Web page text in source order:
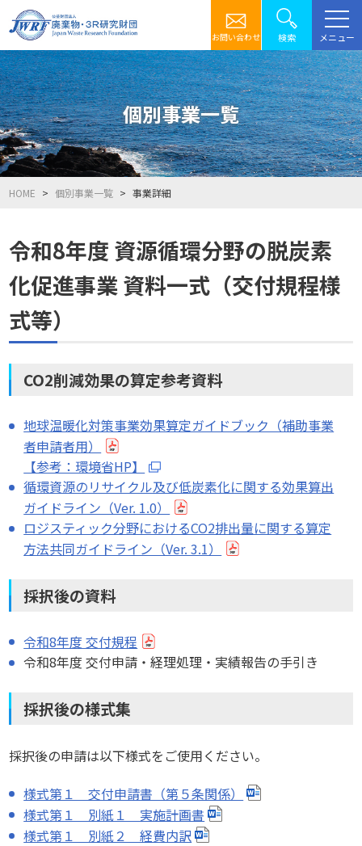
お問い合わせ 検索 メニュー
個別事業一覧
HOME 個別事業一覧 事業詳細
令和8年度 資源循環分野の脱炭素
化促進事業 資料一式（交付規程様
式等）
CO2削減効果の算定参考資料
地球温暖化対策事業効果算定ガイドブック（補助事業
者申請者用）
【参考：環境省HP】
循環資源のリサイクル及び低炭素化に関する効果算出
ガイドライン（Ver. 1.0）
ロジスティック分野におけるCO2排出量に関する算定
方法共同ガイドライン（Ver. 3.1）
採択後の資料
令和8年度 交付規程
令和8年度 交付申請・経理処理・実績報告の手引き
採択後の様式集
採択後の申請は以下様式をご使用ください。
様式第１ 交付申請書（第５条関係）
様式第１ 別紙１ 実施計画書
様式第１ 別紙２ 経費内訳